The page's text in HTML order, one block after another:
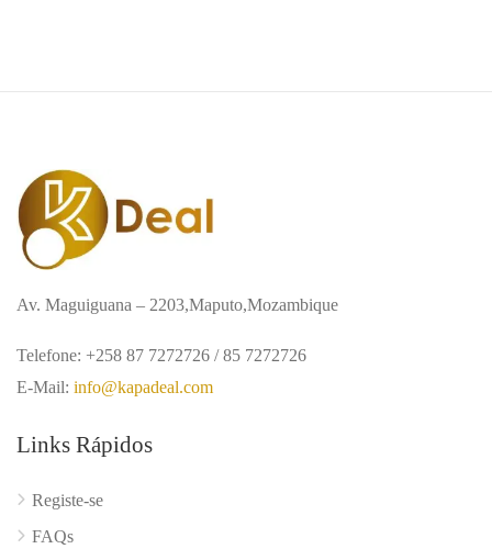
Av. Maguiguana – 2203,Maputo,Mozambique
Telefone: +258 87 7272726 / 85 7272726
E-Mail: info@kapadeal.com
Links Rápidos
Registe-se
FAQs